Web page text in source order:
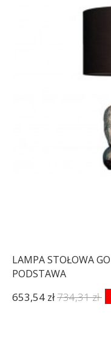
LAMPA STOŁOWA
PODSTAWA
653,54 zł734,31 zł